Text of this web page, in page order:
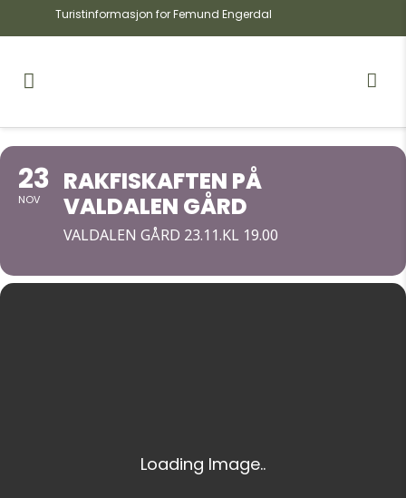
Turistinformasjon for Femund Engerdal
23
NOV
RAKFISKAFTEN PÅ
VALDALEN GÅRD
VALDALEN GÅRD 23.11.KL 19.00